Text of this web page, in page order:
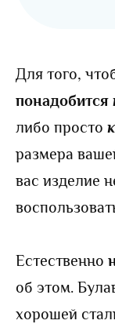
Для того,
понадобится
либо просто
размера
вас изделие
Естественно
об этом.
хорошей